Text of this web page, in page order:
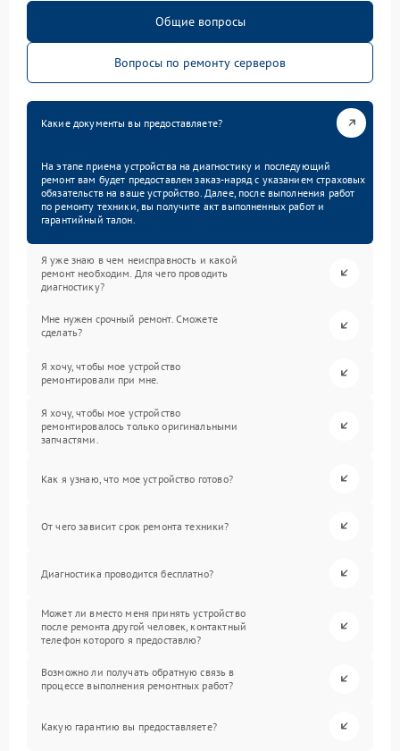
Общие вопросы
Вопросы по ремонту серверов
Какие документы вы предоставляете?
На этапе приема устройства на диагностику и последующий
ремонт вам будет предоставлен заказ-наряд с указанием страховых
обязательств на ваше устройство. Далее, после выполнения работ
по ремонту техники, вы получите акт выполненных работ и
гарантийный талон.
Я уже знаю в чем неисправность и какой
ремонт необходим. Для чего проводить
диагностику?
Мне нужен срочный ремонт. Сможете
сделать?
Я хочу, чтобы мое устройство
ремонтировали при мне.
Я хочу, чтобы мое устройство
ремонтировалось только оригинальными
запчастями.
Как я узнаю, что мое устройство готово?
От чего зависит срок ремонта техники?
Диагностика проводится бесплатно?
Может ли вместо меня принять устройство
после ремонта другой человек, контактный
телефон которого я предоставлю?
Возможно ли получать обратную связь в
процессе выполнения ремонтных работ?
Какую гарантию вы предоставляете?